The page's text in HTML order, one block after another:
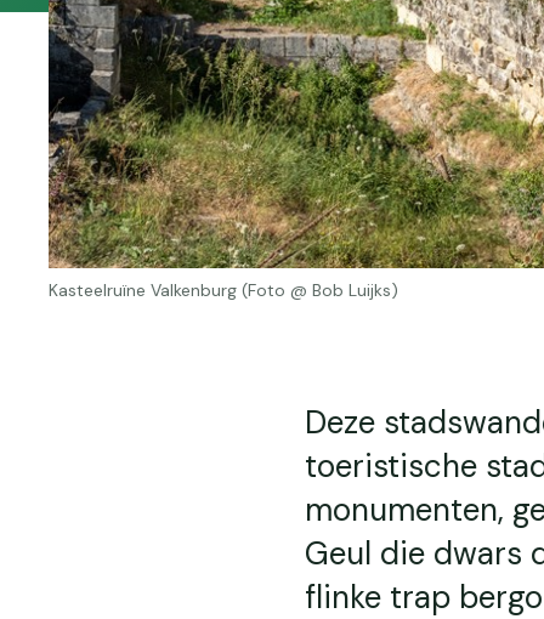
Kasteelruïne Valkenburg (Foto @ Bob Luijks)
Deze
toeristische
monumenten,
Geul die dwars
flinke trap